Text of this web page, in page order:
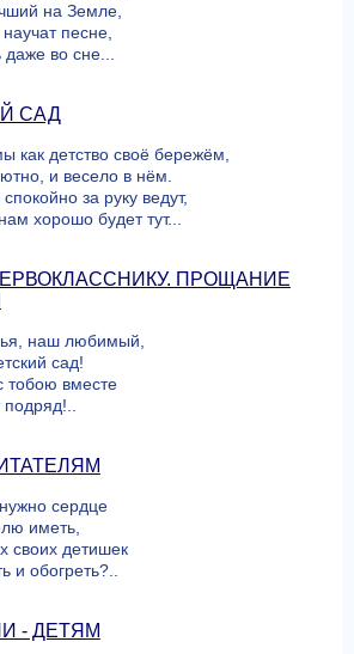
на Земле,
песне,
во сне...
САД
как детство своё бережём,
и весело в нём.
за руку ведут,
хорошо будет тут...
ПРОЩАНИЕ
наш любимый,
сад!
вместе
сердце
иметь,
своих детишек
и обогреть?..
- ДЕТЯМ